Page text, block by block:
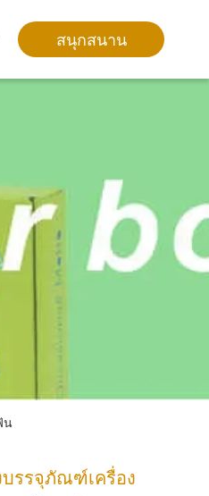
สนุกสนาน
น
รรจุภัณฑ์เครื่อง